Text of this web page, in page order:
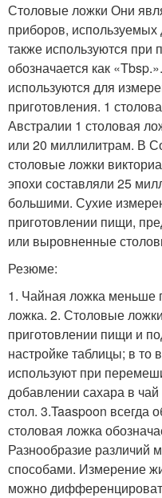
Столовые ложки Они
приборов,
также используются при
обозначается как
используются для
приготовления. 1
Австралии 1 столовая
или 20 миллилитрам. В
столовые ложки
эпохи составляли 25
большими. Сухие
приготовлении пищи,
или выровненные
Резюме:
1. Чайная ложка меньше
ложка. 2. Столовые
приготовлении пищи и
настройке таблицы; в то
используют при
добавлении сахара в
стол. 3.Taaspoon всегда
столовая ложка
Разнообразие различий
способами. Измерение
можно